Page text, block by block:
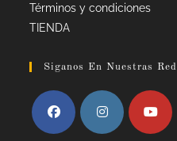
Términos y condiciones
TIENDA
Siganos En Nuestras